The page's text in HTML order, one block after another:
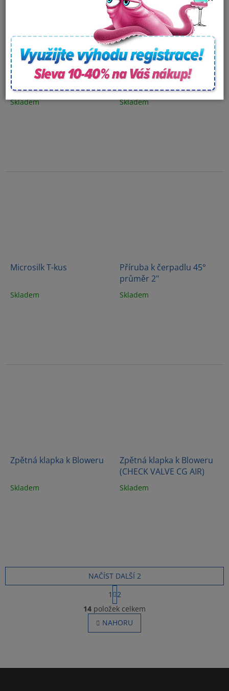
Hadice PVC - Microsilk -
průměr 24 mm
Skladem
Masážní čerpadlo pro
vířivku Niagara SPA Pump
- 3 HP (2-Speed)
Skladem
Microsilk T-kus
Skladem
Příruba k čerpadlu 45°
průměr 2"
Skladem
Zpětná klapka k Bloweru
Skladem
Zpětná klapka k Bloweru
(CHECK VALVE CG AIR)
Skladem
O
v
l
á
í
NAČÍST DALŠÍ 2
S
t
r
á
n
k
n
1
2
14 položek celkem
NAHORU
Z